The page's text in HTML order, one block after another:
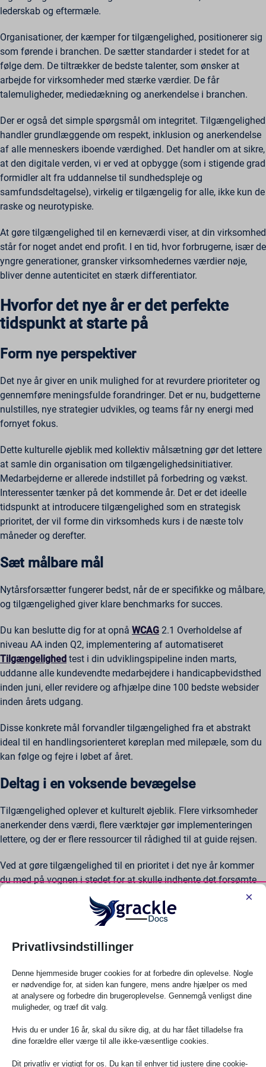
lederskab og eftermæle.
Organisationer, der kæmper for tilgængelighed, positionerer sig
som førende i branchen. De sætter standarder i stedet for at
følge dem. De tiltrækker de bedste talenter, som ønsker at
arbejde for virksomheder med stærke værdier. De får
talemuligheder, mediedækning og anerkendelse i branchen.
Der er også det simple spørgsmål om integritet. Tilgængelighed
handler grundlæggende om respekt, inklusion og anerkendelse
af alle menneskers iboende værdighed. Det handler om at sikre,
at den digitale verden, vi er ved at opbygge (som i stigende grad
formidler alt fra uddannelse til sundhedspleje og
samfundsdeltagelse), virkelig er tilgængelig for alle, ikke kun de
raske og neurotypiske.
At gøre tilgængelighed til en kerneværdi viser, at din virksomhed
står for noget andet end profit. I en tid, hvor forbrugerne, især de
yngre generationer, gransker virksomhedernes værdier nøje,
bliver denne autenticitet en stærk differentiator.
Hvorfor det nye år er det perfekte
tidspunkt at starte på
Form nye perspektiver
Det nye år giver en unik mulighed for at revurdere prioriteter og
gennemføre meningsfulde forandringer. Det er nu, budgetterne
nulstilles, nye strategier udvikles, og teams får ny energi med
fornyet fokus.
Dette kulturelle øjeblik med kollektiv målsætning gør det lettere
at samle din organisation om tilgængelighedsinitiativer.
Medarbejderne er allerede indstillet på forbedring og vækst.
Interessenter tænker på det kommende år. Det er det ideelle
tidspunkt at introducere tilgængelighed som en strategisk
prioritet, der vil forme din virksomheds kurs i de næste tolv
måneder og derefter.
Sæt målbare mål
Nytårsforsætter fungerer bedst, når de er specifikke og målbare,
og tilgængelighed giver klare benchmarks for succes.
Du kan beslutte dig for at opnå WCAG 2.1 Overholdelse af
niveau AA inden Q2, implementering af automatiseret
Tilgængelighed test i din udviklingspipeline inden marts,
uddanne alle kundevendte medarbejdere i handicapbevidsthed
inden juni, eller revidere og afhjælpe dine 100 bedste websider
inden årets udgang.
Disse konkrete mål forvandler tilgængelighed fra et abstrakt
ideal til en handlingsorienteret køreplan med milepæle, som du
kan følge og fejre i løbet af året.
Deltag i en voksende bevægelse
Tilgængelighed oplever et kulturelt øjeblik. Flere virksomheder
anerkender dens værdi, flere værktøjer gør implementeringen
lettere, og der er flere ressourcer til rådighed til at guide rejsen.
Ved at gøre tilgængelighed til en prioritet i det nye år kommer
du med på vognen i stedet for at skulle indhente det forsømte
senere. Du placerer din virksomhed i spidsen for dette skift i
stedet for at blive trukket modvilligt med af
lovgivningsmæssigt pres eller konkurrencemæssige ulemper.
Beslutningen, der bliver ved med at
give
I modsætning til fitness-fortsætter, der forsvinder i februar,
bliver tilgængelighedsforbedringer større med tiden. Hver
tilgængelig funktion, du implementerer i dag, fortsætter med at
levere værdi på ubestemt tid. Hver barriere, du fjerner, forbliver
Privatlivsindstillinger
×
Denne hjemmeside bruger cookies for at forbedre din oplevelse. Nogle
er nødvendige for, at siden kan fungere, mens andre hjælper os med
at analysere og forbedre din brugeroplevelse. Gennemgå venligst dine
muligheder, og træf dit valg.
Hvis du er under 16 år, skal du sikre dig, at du har fået tilladelse fra
dine forældre eller værge til alle ikke-væsentlige cookies.
Dit privatliv er vigtigt for os. Du kan til enhver tid justere dine cookie-